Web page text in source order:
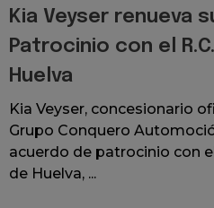
Kia Veyser renueva
Patrocinio con el
Huelva
Kia Veyser, concesionario
Grupo Conquero
acuerdo de patrocinio con
de Huelva, ...